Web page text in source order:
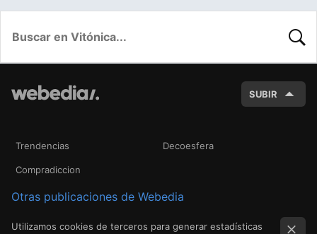
SUBIR
Trendencias Decoesfera
Compradiccion
Otras publicaciones de Webedia
Utilizamos cookies de terceros para generar estadísticas